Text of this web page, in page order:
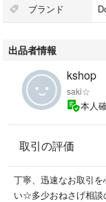
ブランド
出品者情報
kshop
saki☆
本人
取引の評価
丁寧、迅速なお取引
い☆多少おねさげ相談